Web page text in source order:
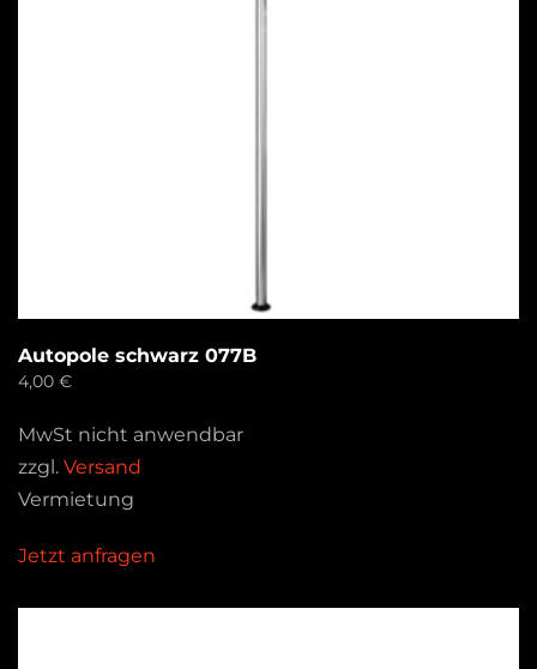
Autopole schwarz 077B
4,00 €
MwSt nicht anwendbar
zzgl. Versand
Vermietung
Jetzt anfragen